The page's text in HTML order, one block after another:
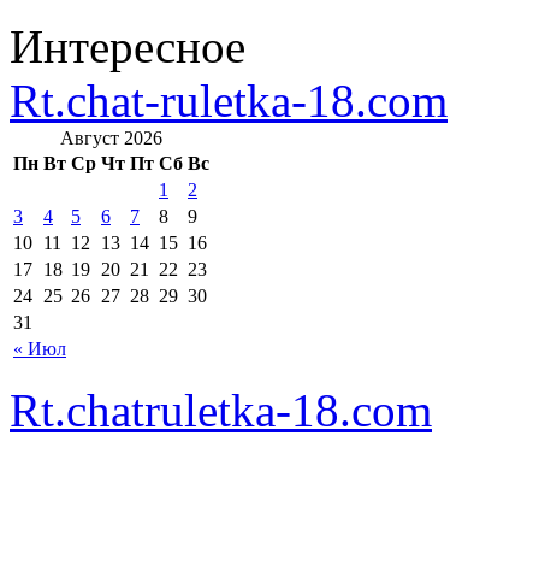
Интересное
Rt.chat-ruletka-18.com
Август 2026
Пн Вт Ср Чт Пт Сб Вс
« Июл
1
2
3
4 5 6 7 8
9
10 11 12 13 14 15 16
17 18 19 20 21 22 23
24 25 26 27 28 29 30
31
Rt.chatruletka-18.com